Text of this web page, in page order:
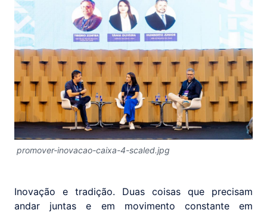
promover-inovacao-caixa-4-scaled.jpg
Inovação e tradição. Duas coisas que precisam
andar juntas e em movimento constante em